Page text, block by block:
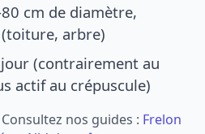
cm de diamètre,
arbre)
(contrairement au
actif au crépuscule)
nos guides : Frelon